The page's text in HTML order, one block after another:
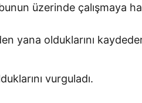
üzerinde çalışmaya
yana olduklarını
vurguladı.